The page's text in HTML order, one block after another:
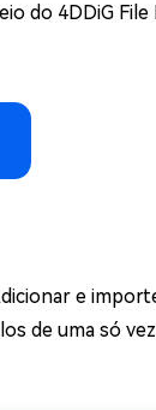
do 4DDiG File
e
de uma só